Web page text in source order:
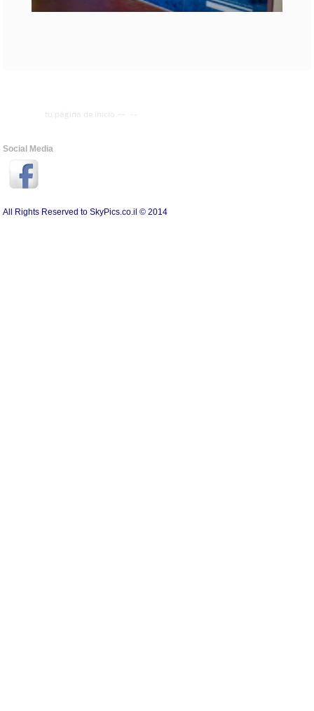
tu página de inicio -- --
Social Media
All Rights Reserved to SkyPics.co.il © 2014